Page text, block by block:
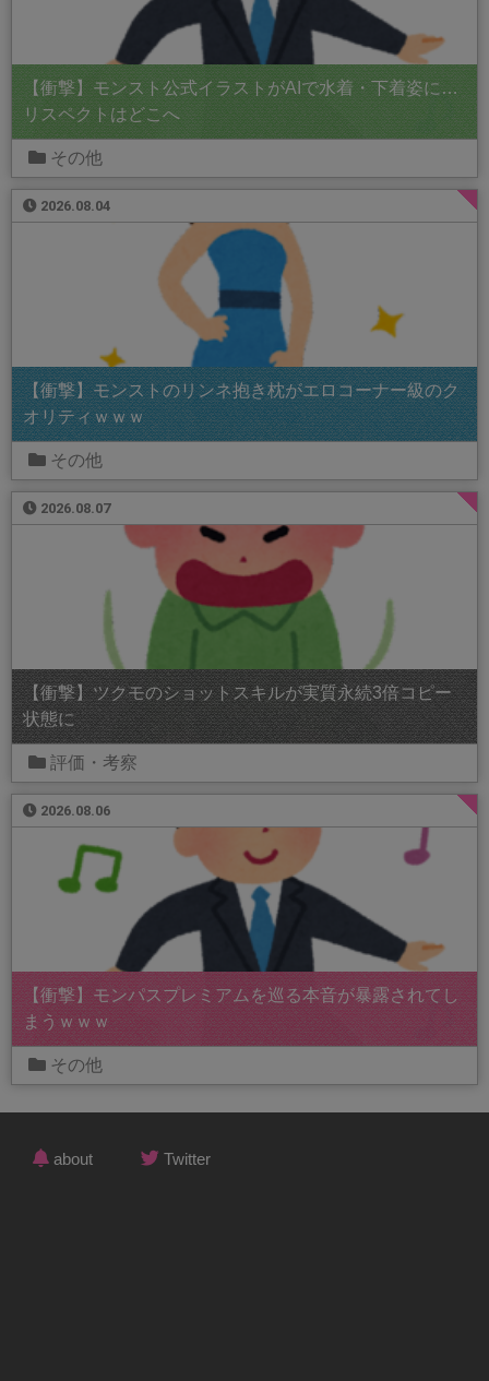
【衝撃】モンスト公式イラストがAIで水着・下着姿に…
リスペクトはどこへ
その他
2026.08.04
【衝撃】モンストのリンネ抱き枕がエロコーナー級のク
オリティｗｗｗ
その他
2026.08.07
【衝撃】ツクモのショットスキルが実質永続3倍コピー
状態に
評価・考察
2026.08.06
【衝撃】モンパスプレミアムを巡る本音が暴露されてし
まうｗｗｗ
その他
about Twitter